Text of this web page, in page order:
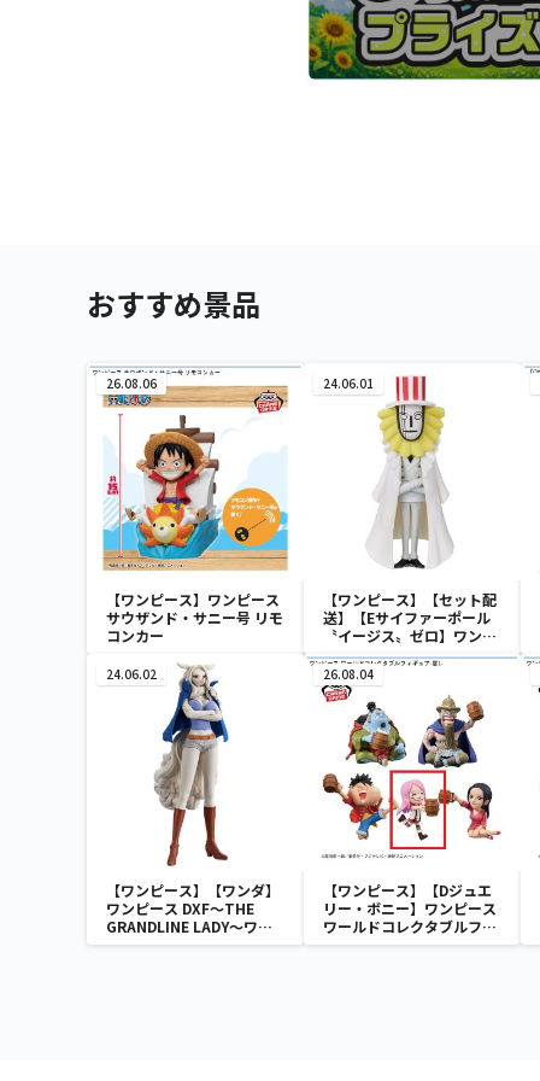
おすすめ景品
26.08.06
【ワンピース】ワンピース
サウザンド・サニー号 リモ
コンカー
24.06.01
【ワンピース】【セット配
送】【Eサイファーポール
〝イージス〟ゼロ】ワンピ
ース ワールドコレクタブル
フィギュア-ワノ国鬼ヶ島
編7-
24.06.02
【ワンピース】【ワンダ】
ワンピース DXF～THE
GRANDLINE LADY～ワノ
国 vol.10
26.08.04
【ワンピース】【Dジュエ
リー・ボニー】ワンピース
ワールドコレクタブルフィ
ギュア-宴1-